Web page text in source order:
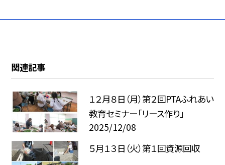
関連記事
１２月８日（月）第２回PTAふれあい
教育セミナー「リース作り」
2025/12/08
５月１３日（火）第１回資源回収